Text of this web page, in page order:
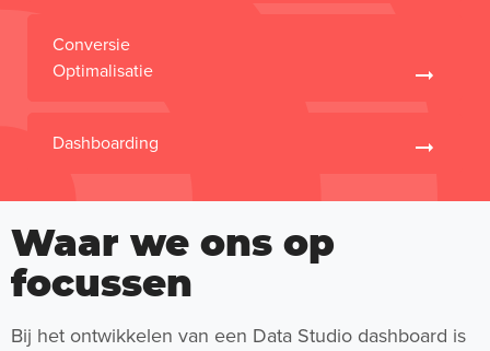
Conversie
Optimalisatie
Dashboarding
Waar we ons op
focussen
Bij het ontwikkelen van een Data Studio dashboard is